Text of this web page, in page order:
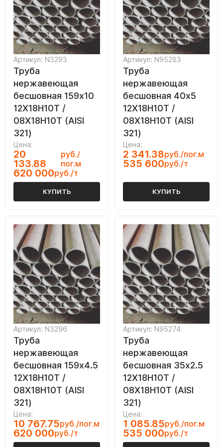
Артикул: N3293
Труба
нержавеющая
бесшовная 159х10
12Х18Н10Т /
08Х18Н10Т (AISI
321)
Цена:
20
133.88
руб./
пог.м
620 000руб./т
КУПИТЬ
Артикул: N95283
Труба
нержавеющая
бесшовная 40х5
12Х18Н10Т /
08Х18Н10Т (AISI
321)
Цена:
2 341.38руб./пог.м
535 600руб./т
КУПИТЬ
Артикул: N3296
Труба
нержавеющая
бесшовная 159х4.5
12Х18Н10Т /
08Х18Н10Т (AISI
321)
Цена:
10 767.75руб./пог.м
620 000руб./т
Артикул: N95274
Труба
нержавеющая
бесшовная 35х2.5
12Х18Н10Т /
08Х18Н10Т (AISI
321)
Цена:
1 085.85руб./пог.м
535 000руб./т